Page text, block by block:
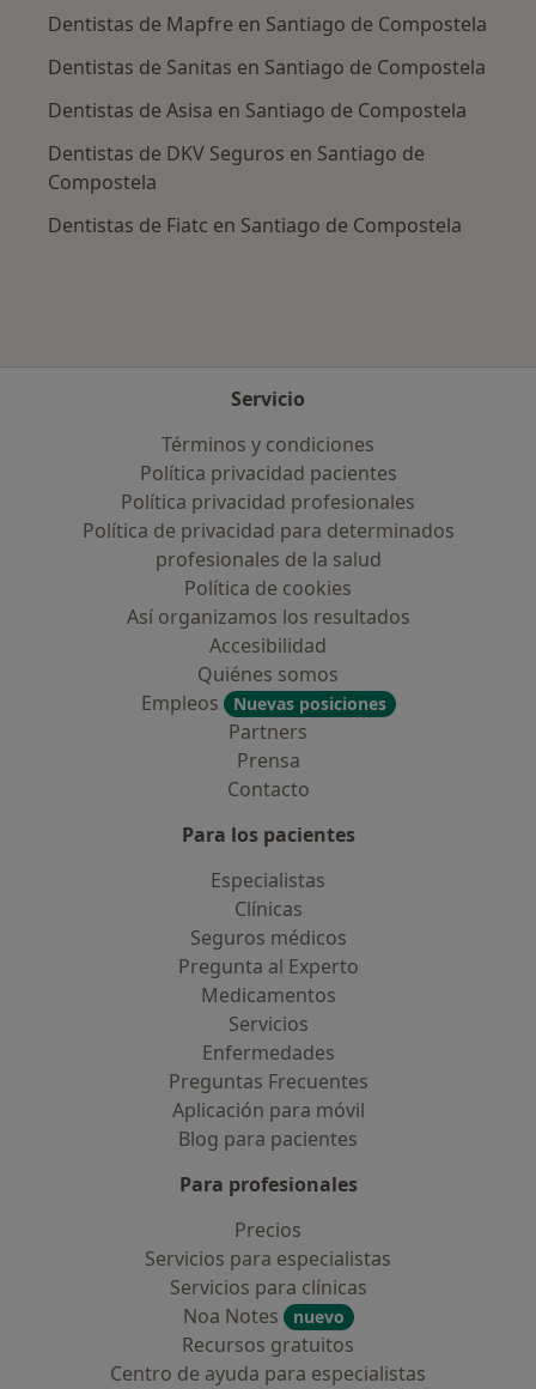
Dentistas de Mapfre en Santiago de Compostela
Dentistas de Sanitas en Santiago de Compostela
Dentistas de Asisa en Santiago de Compostela
Dentistas de DKV Seguros en Santiago de
Compostela
Dentistas de Fiatc en Santiago de Compostela
Servicio
Términos y condiciones
Política privacidad pacientes
Política privacidad profesionales
Política de privacidad para determinados
profesionales de la salud
Política de cookies
Así organizamos los resultados
Accesibilidad
Quiénes somos
Empleos
Nuevas posiciones
Partners
Prensa
Contacto
Para los pacientes
Especialistas
Clínicas
Seguros médicos
Pregunta al Experto
Medicamentos
Servicios
Enfermedades
Preguntas Frecuentes
Aplicación para móvil
Blog para pacientes
Para profesionales
Precios
Servicios para especialistas
Servicios para clínicas
Noa Notes
nuevo
Recursos gratuitos
Centro de ayuda para especialistas